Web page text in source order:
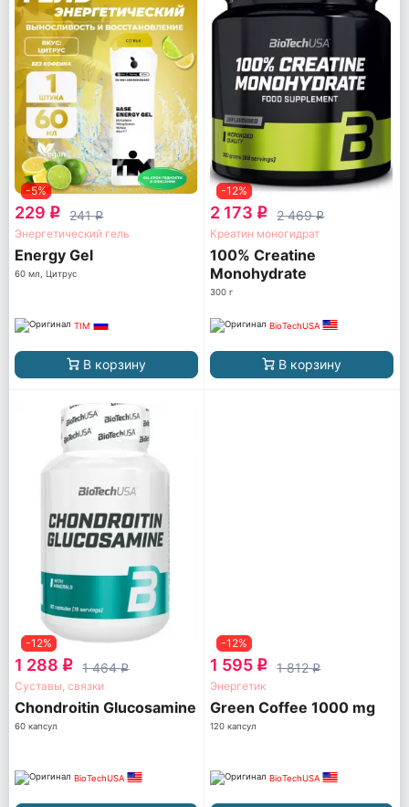
-5%
229 q 241q
Энергетический гель
Energy Gel
60 мл, Цитрус
TIM
В корзину
-12%
2 173 q 2 469q
Креатин моногидрат
100% Creatine
Monohydrate
300 г
BioTechUSA
В корзину
-12%
1 288 q 1 464q
Суставы, связки
Chondroitin Glucosamine
60 капсул
BioTechUSA
-12%
1 595 q 1 812q
Энергетик
Green Coffee 1000 mg
120 капсул
BioTechUSA